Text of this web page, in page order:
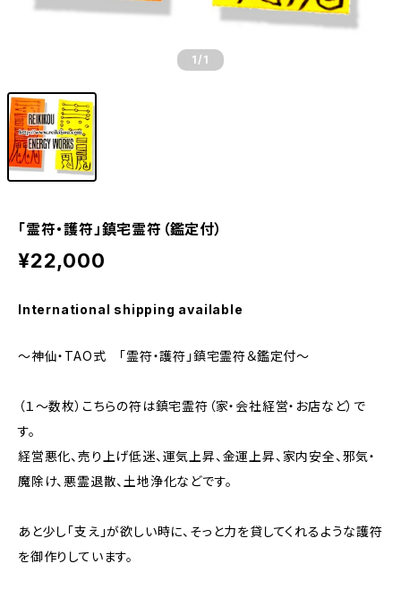
1 /1
「霊符・護符」鎮宅霊符（鑑定付）
¥22,000
International shipping available
～神仙・TAO式 「霊符・護符」鎮宅霊符＆鑑定付～
（１～数枚）こちらの符は鎮宅霊符（家・会社経営・お店など）で
す。
経営悪化、売り上げ低迷、運気上昇、金運上昇、家内安全、邪気・
魔除け、悪霊退散、土地浄化などです。
あと少し「支え」が欲しい時に、そっと力を貸してくれるような護符
を御作りしています。